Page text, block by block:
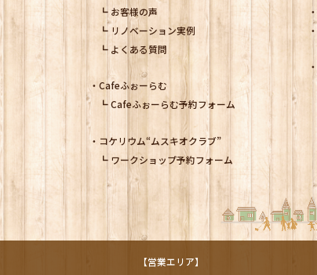
お客様の声
リノベーション実例
よくある質問
Cafeふぉーらむ
Cafeふぉーらむ予約フォーム
コケリウム“ムスキオクラブ”
ワークショップ予約フォーム
【営業エリア】